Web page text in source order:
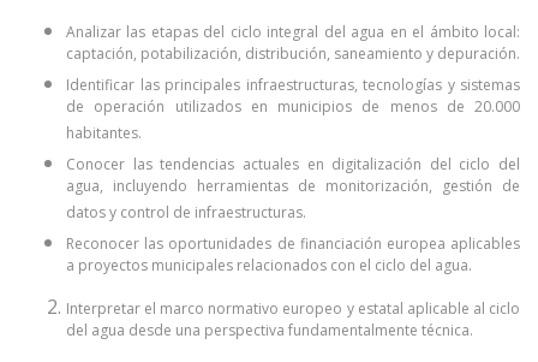
Analizar las etapas del ciclo integral del agua en el ámbito local:
captación, potabilización, distribución, saneamiento y depuración.
Identificar las principales infraestructuras, tecnologías y sistemas
de operación utilizados en municipios de menos de 20.000
habitantes.
Conocer las tendencias actuales en digitalización del ciclo del
agua, incluyendo herramientas de monitorización, gestión de
datos y control de infraestructuras.
Reconocer las oportunidades de financiación europea aplicables
a proyectos municipales relacionados con el ciclo del agua.
Interpretar el marco normativo europeo y estatal aplicable al ciclo
del agua desde una perspectiva fundamentalmente técnica.